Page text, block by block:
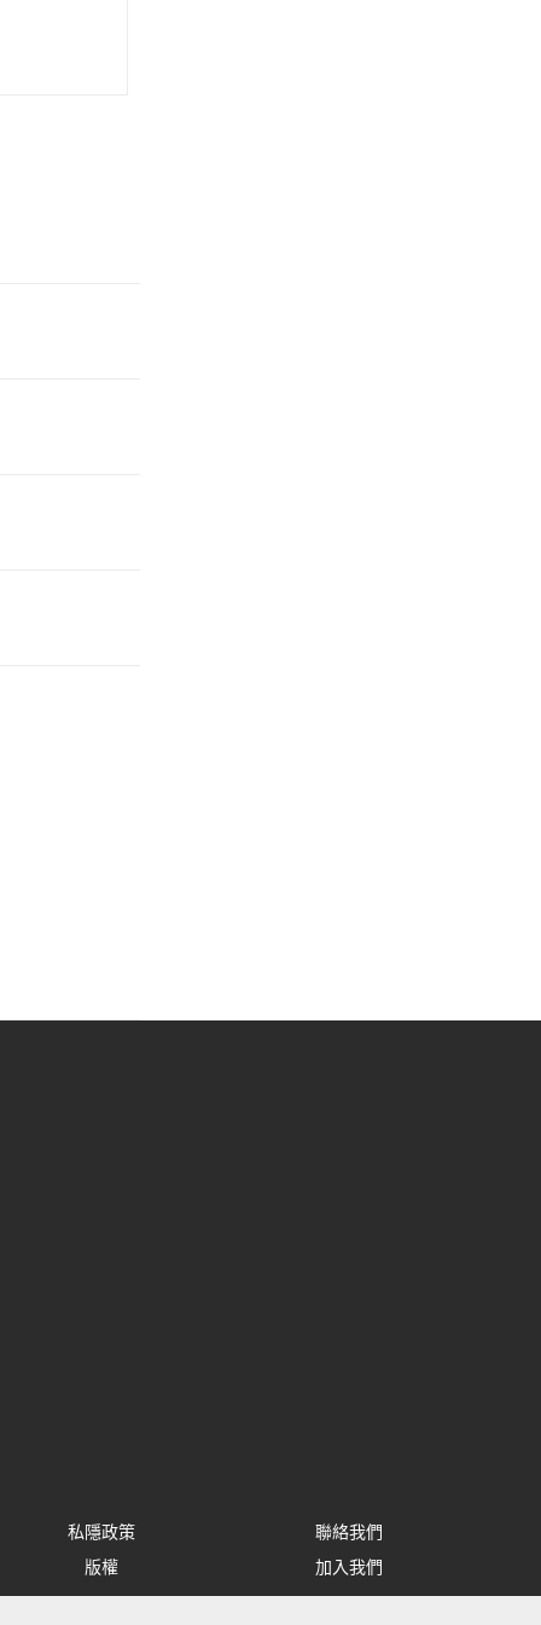
私隱政策
聯絡我們
版權 加入我們